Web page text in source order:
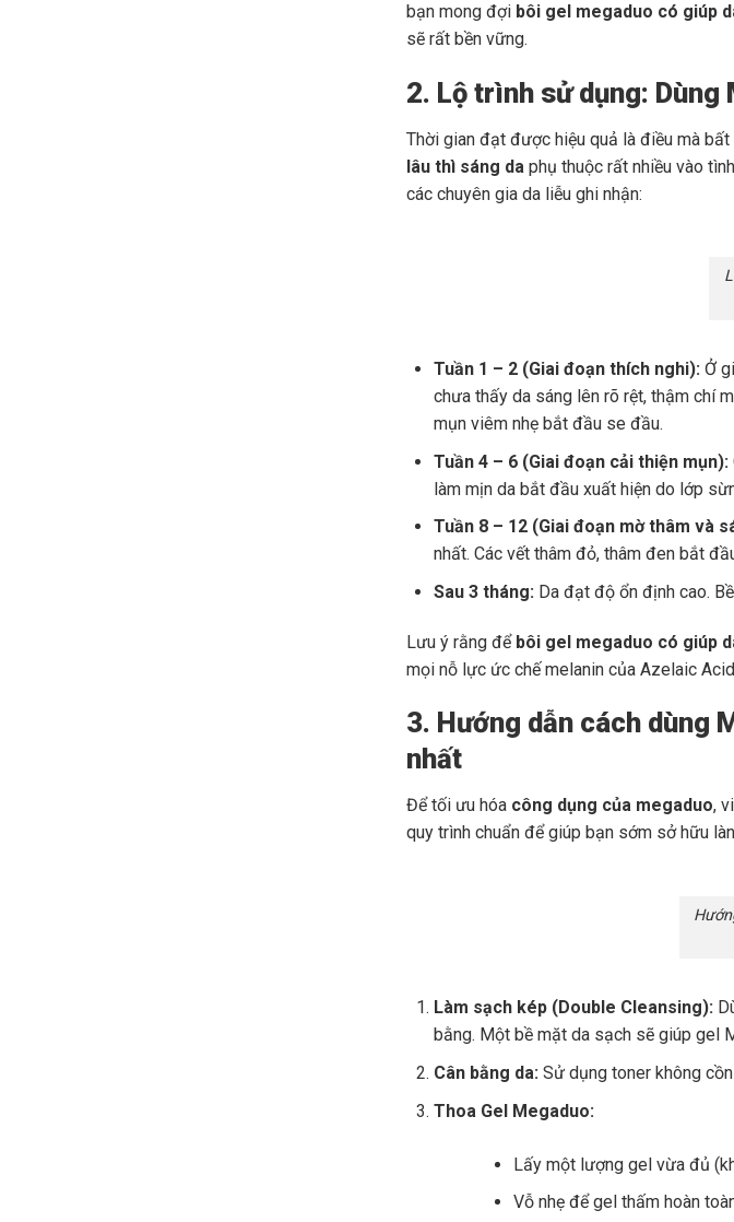
bạn mong đợi bôi gel megaduo có giúp
sẽ rất bền vững.
2. Lộ trình sử dụng: Dùng
Thời gian đạt được hiệu quả là điều mà
lâu thì sáng da phụ thuộc rất nhiều vào
các chuyên gia da liễu ghi nhận:
Tuần 1 – 2 (Giai đoạn thích nghi): Ở
chưa thấy da sáng lên rõ rệt, thậm chí
mụn viêm nhẹ bắt đầu se đầu.
Tuần 4 – 6 (Giai đoạn cải thiện mụn):
làm mịn da bắt đầu xuất hiện do lớp
Tuần 8 – 12 (Giai đoạn mờ thâm và
nhất. Các vết thâm đỏ, thâm đen bắt
Sau 3 tháng: Da đạt độ ổn định cao.
Lưu ý rằng để bôi gel megaduo có giúp
mọi nỗ lực ức chế melanin của Azelaic
3. Hướng dẫn cách dùng
nhất
Để tối ưu hóa công dụng của megaduo,
quy trình chuẩn để giúp bạn sớm sở hữu
Làm sạch kép (Double Cleansing):
bằng. Một bề mặt da sạch sẽ giúp gel
Cân bằng da: Sử dụng toner không
Thoa Gel Megaduo:
Lấy một lượng gel vừa đủ
Vỗ nhẹ để gel thấm hoàn